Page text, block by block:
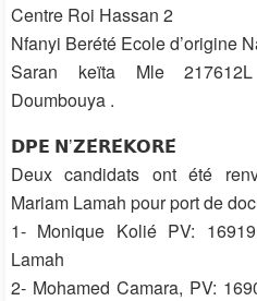
Centre Roi Hassan 2
Nfanyi Berété Ecole d’origine
Saran keïta Mle
Doumbouya .
𝗗𝗣𝗘 𝗡’𝗭𝗘́𝗥𝗘́𝗞𝗢𝗥𝗘́
Deux candidats ont été
Mariam Lamah pour port de
1- Monique Kolié PV:
Lamah
2- Mohamed Camara, PV: